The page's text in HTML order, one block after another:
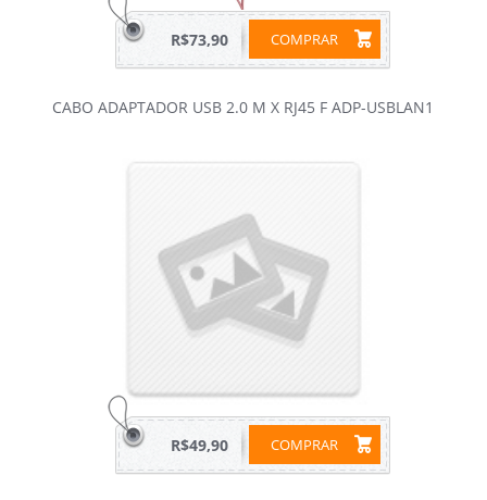
COMPRAR
R$73,90
CABO ADAPTADOR USB 2.0 M X RJ45 F ADP-USBLAN1
COMPRAR
R$49,90